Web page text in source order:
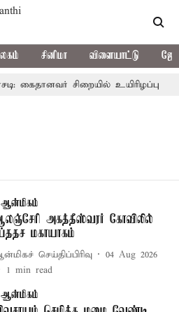
சினிமா விளையாட்டு
கைதானவர் சிறையில் உயிரிழப்பு
ஆன்மிகம்
அகத்தீஸ்வரர் கோவிலில்
மகாயாகம்
செய்திப்பிரிவு
04 Aug 2026
1 min read
ஆன்மிகம்